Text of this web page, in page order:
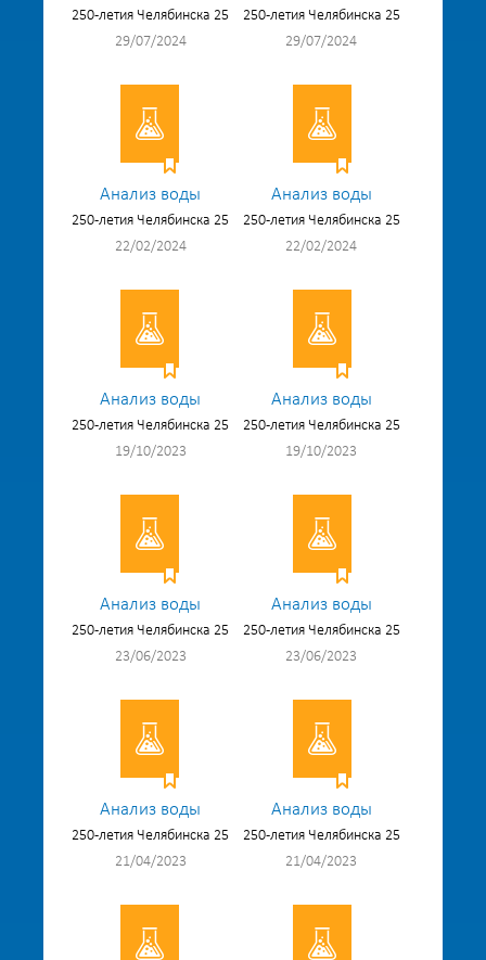
250-летия Челябинска 25
29/07/2024
250-летия Челябинска 25
29/07/2024
Анализ воды
250-летия Челябинска 25
22/02/2024
Анализ воды
250-летия Челябинска 25
22/02/2024
Анализ воды
250-летия Челябинска 25
19/10/2023
Анализ воды
250-летия Челябинска 25
19/10/2023
Анализ воды
250-летия Челябинска 25
23/06/2023
Анализ воды
250-летия Челябинска 25
23/06/2023
Анализ воды
250-летия Челябинска 25
21/04/2023
Анализ воды
250-летия Челябинска 25
21/04/2023